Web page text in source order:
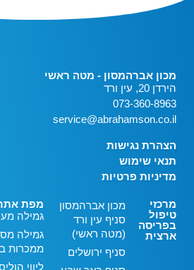
מכון אברהמסון - מטה ראשי
הירדן 20, עין ורד
073-360-8963
service@abrahamson.co.il
הצהרת נגישות
תנאי שימוש
מדיניות פרטיות
מרכזי
טיפול
בפריסה
ארצית
מכון אברהמסון
סניף עין ורד
(מטה ראשי)
סניף ירושלים
מפת
גמילה
גמילה
ממכרות
ליווי